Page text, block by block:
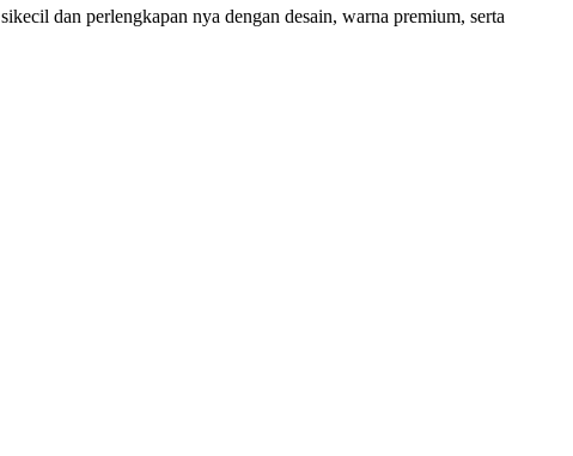
dan perlengkapan nya dengan desain, warna premium, serta